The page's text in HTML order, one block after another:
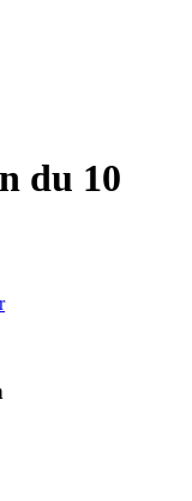
du 10